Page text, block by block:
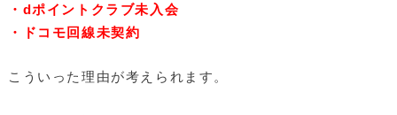
・dポイントクラブ未入会
・ドコモ回線未契約
こういった理由が考えられます。